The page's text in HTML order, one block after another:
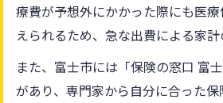
療費が予想外にかかった際にも医
えられるため、急な出費による家計
また、富士市には「保険の窓口 富
があり、専門家から自分に合った